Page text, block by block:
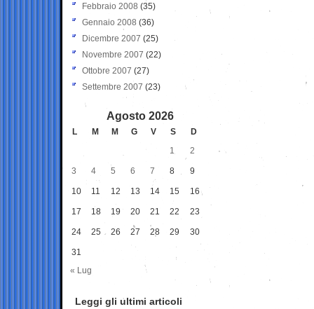
Febbraio 2008 (35)
Gennaio 2008 (36)
Dicembre 2007 (25)
Novembre 2007 (22)
Ottobre 2007 (27)
Settembre 2007 (23)
Agosto 2026
L M M G V S
D
1
2
3 4 5 6 7 8 9
10 11 12 13 14 15 16
17 18 19 20 21 22 23
24 25 26 27 28 29 30
31
« Lug
Leggi gli ultimi articoli